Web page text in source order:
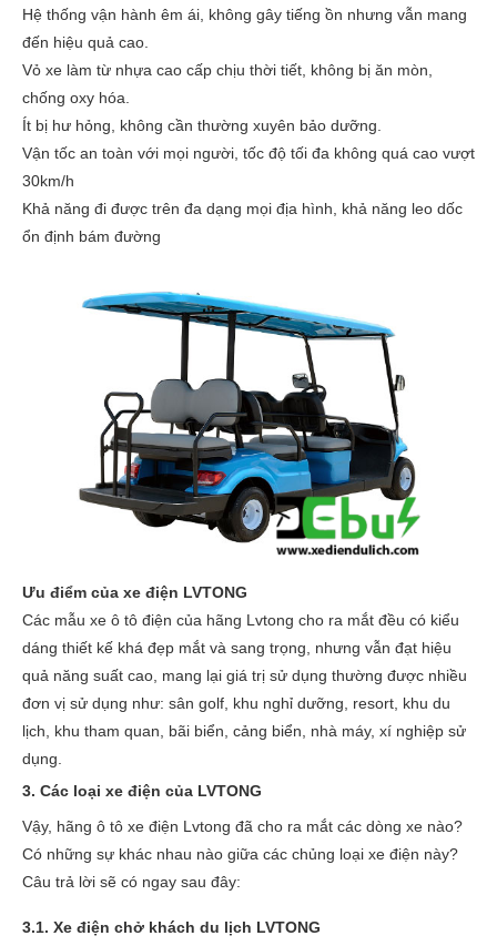
Hệ thống vận hành êm ái, không gây tiếng ồn nhưng vẫn mang
đến hiệu quả cao.
Vỏ xe làm từ nhựa cao cấp chịu thời tiết, không bị ăn mòn,
chống oxy hóa.
Ít bị hư hỏng, không cần thường xuyên bảo dưỡng.
Vận tốc an toàn với mọi người, tốc độ tối đa không quá cao vượt
30km/h
Khả năng đi được trên đa dạng mọi địa hình, khả năng leo dốc
ổn định bám đường
Ưu điểm của xe điện LVTONG
Các mẫu xe ô tô điện của hãng Lvtong cho ra mắt đều có kiểu
dáng thiết kế khá đẹp mắt và sang trọng, nhưng vẫn đạt hiệu
quả năng suất cao, mang lại giá trị sử dụng thường được nhiều
đơn vị sử dụng như: sân golf, khu nghỉ dưỡng, resort, khu du
lịch, khu tham quan, bãi biển, cảng biển, nhà máy, xí nghiệp sử
dụng.
3. Các loại xe điện của LVTONG
Vậy, hãng ô tô xe điện Lvtong đã cho ra mắt các dòng xe nào?
Có những sự khác nhau nào giữa các chủng loại xe điện này?
Câu trả lời sẽ có ngay sau đây:
3.1. Xe điện chở khách du lịch LVTONG